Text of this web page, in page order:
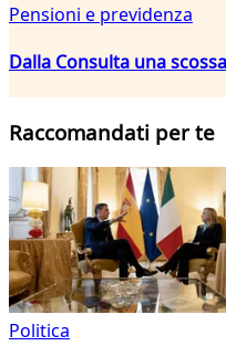
Pensioni e previdenza
Dalla Consulta una
Raccomandati per te
Politica